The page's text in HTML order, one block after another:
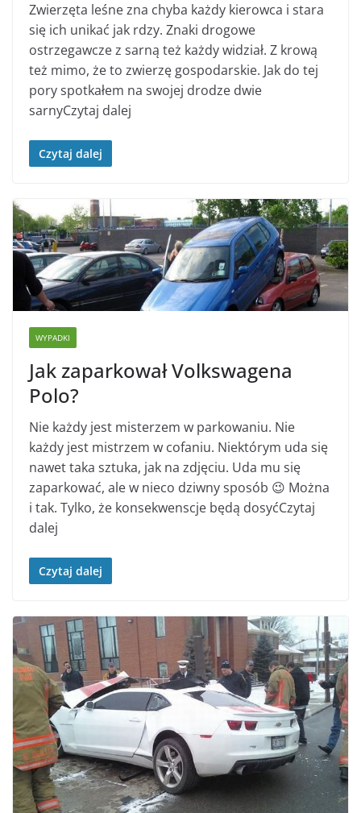
Zwierzęta leśne zna chyba każdy kierowca i stara
się ich unikać jak rdzy. Znaki drogowe
ostrzegawcze z sarną też każdy widział. Z krową
też mimo, że to zwierzę gospodarskie. Jak do tej
pory spotkałem na swojej drodze dwie
sarnyCzytaj dalej
Czytaj dalej
WYPADKI
Jak zaparkował Volkswagena
Polo?
Nie każdy jest misterzem w parkowaniu. Nie
każdy jest mistrzem w cofaniu. Niektórym uda się
nawet taka sztuka, jak na zdjęciu. Uda mu się
zaparkować, ale w nieco dziwny sposób 😉 Można
i tak. Tylko, że konsekwenscje będą dosyćCzytaj
dalej
Czytaj dalej